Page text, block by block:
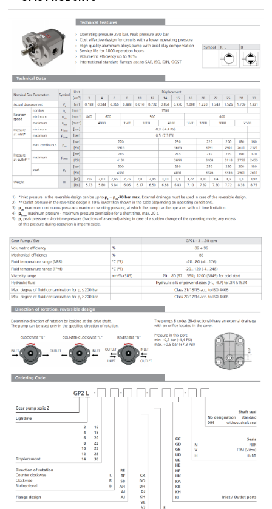
KRS: 0001073679
Projekty:
+48 732 527 128
info@powerhydraulics.eu
www.powerhydraulics.eu
Engineering for motion